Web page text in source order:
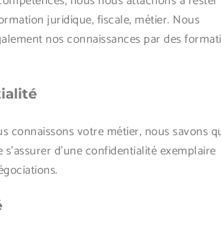
juridique, fiscale, métier. Nous
nos connaissances par des
connaissons votre métier, nous savons
d’une confidentialité exemplaire